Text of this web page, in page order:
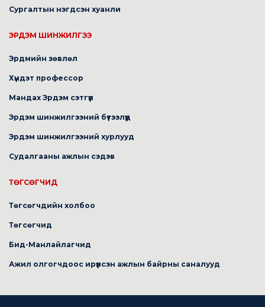
Сургалтын нэгдсэн хуанли
ЭРДЭМ ШИНЖИЛГЭЭ
Эрдмийн зөвлөл
Хүндэт профессор
Мандах Эрдэм сэтгүүл
Эрдэм шинжилгээний бүтээлүүд
Эрдэм шинжилгээний хурлууд
Судалгааны ажлын сэдэв
ТӨГСӨГЧИД
Төгсөгчдийн холбоо
Төгсөгчид
Бид-Манлайлагчид
Ажил олгогчдоос ирүүлсэн ажлын байрны саналууд